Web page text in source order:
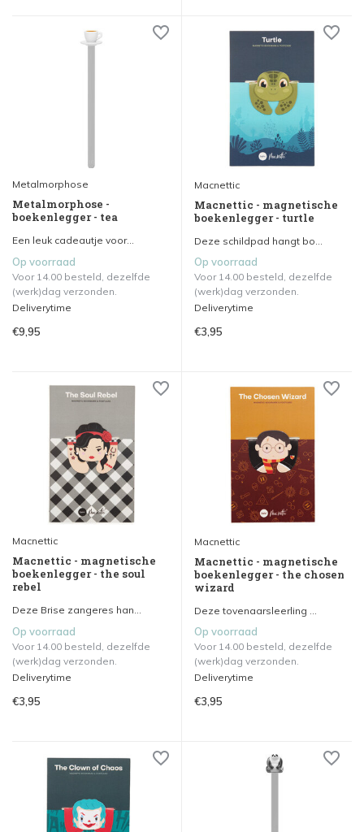
Metalmorphose
Metalmorphose -
boekenlegger - tea
Een leuk cadeautje voor...
Op voorraad
Voor 14.00 besteld, dezelfde
(werk)dag verzonden.
Deliverytime
€9,95
Macnettic
Macnettic - magnetische
boekenlegger - turtle
Deze schildpad hangt bo...
Op voorraad
Voor 14.00 besteld, dezelfde
(werk)dag verzonden.
Deliverytime
€3,95
Macnettic
Macnettic - magnetische
boekenlegger - the soul
rebel
Deze Brise zangeres han...
Op voorraad
Voor 14.00 besteld, dezelfde
(werk)dag verzonden.
Deliverytime
€3,95
Macnettic
Macnettic - magnetische
boekenlegger - the chosen
wizard
Deze tovenaarsleerling ...
Op voorraad
Voor 14.00 besteld, dezelfde
(werk)dag verzonden.
Deliverytime
€3,95